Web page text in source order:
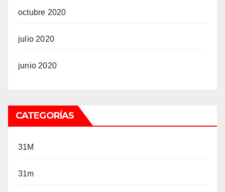
octubre 2020
julio 2020
junio 2020
CATEGORÍAS
31M
31m